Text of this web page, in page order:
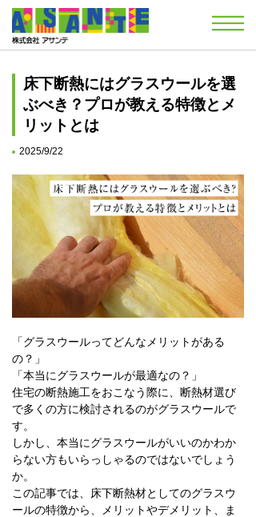
床下断熱にはグラスウールを選
ぶべき？プロが教える特徴とメ
リットとは
2025/9/22
「グラスウールってどんなメリットがある
の？」
「本当にグラスウールが最適なの？」
住宅の断熱施工をおこなう際に、断熱材選び
で多くの方に検討されるのがグラスウールで
す。
しかし、本当にグラスウールがいいのかわか
らない方もいらっしゃるのではないでしょう
か。
この記事では、床下断熱材としてのグラスウ
ールの特徴から、メリットやデメリット、ま